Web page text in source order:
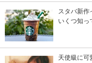
スタバ新作
いくつ知
天使級に可